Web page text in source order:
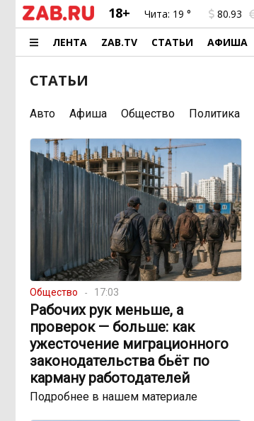
18+ Чита: 19 ° 80.93
ЛЕНТА ZAB.TV СТАТЬИ АФИША
СТАТЬИ
Авто Афиша Общество Политика
Общество 17:03
Рабочих рук меньше, а
проверок — больше: как
ужесточение миграционного
законодательства бьёт по
карману работодателей
Подробнее в нашем материале